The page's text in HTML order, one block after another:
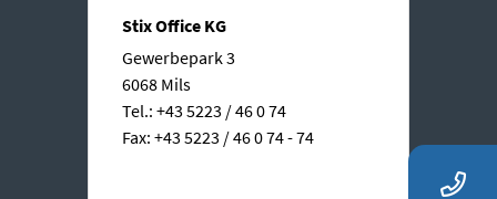
Stix Office KG
Gewerbepark 3
6068 Mils
Tel.: +43 5223 / 46 0 74
Fax: +43 5223 / 46 0 74 - 74